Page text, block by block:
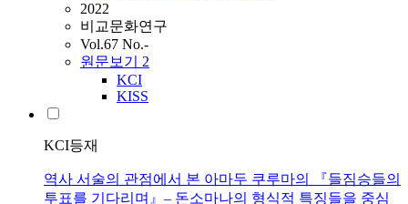
2022
비교문화연구
Vol.67 No.-
원문보기 2
KCI
KISS
KCI등재
역사 서술의 관점에서 본 아마두 쿠루마의 『들짐승들의
투표를 기다리며』– 돈소마나의 형식적 특징들을 중심